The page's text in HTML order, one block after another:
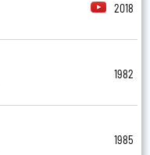
2018
1982
1985